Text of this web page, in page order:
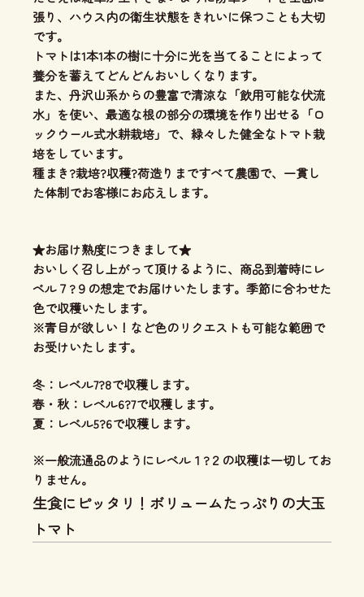
張り、ハウス内の衛生状態をきれいに保つことも大切
です。
トマトは1本1本の樹に十分に光を当てることによって
養分を蓄えてどんどんおいしくなります。
また、丹沢山系からの豊富で清涼な「飲用可能な伏流
水」を使い、 最適な根の部分の環境を作り出せる「ロ
ックウール式水耕栽培」 で、緑々した健全なトマト栽
培をしています。
種まき?栽培?収穫?荷造りまですべて農園で、一貫し
た体制でお客様にお応えします。
★お届け熟度につきまして★
おいしく召し上がって頂けるように、商品到着時にレ
ベル７?９の想定でお届けいたします。季節に合わせた
色で収穫いたします。
※青目が欲しい！など色のリクエストも可能な範囲で
お受けいたします。
冬：レベル7?8で収穫します。
春・秋：レベル6?7で収穫します。
夏：レベル5?6で収穫します。
※一般流通品のようにレベル１?２の収穫は一切してお
りません。
生食にピッタリ！ボリュームたっぷりの大玉
トマト